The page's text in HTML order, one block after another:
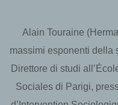
Alain Touraine
massimi esponenti della
Direttore di studi
Sociales di Parigi,